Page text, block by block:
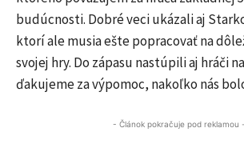
budúcnosti. Dobré veci ukázali aj
ktorí ale musia ešte popracovať na
svojej hry. Do zápasu nastúpili aj hráči
ďakujeme za výpomoc, nakoľko nás
- Článok pokračuje pod reklamou -